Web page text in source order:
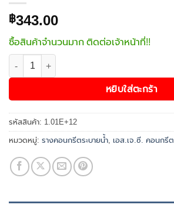
฿343.00
ซื้อสินค้าจำนวนมาก ติดต่อเจ้าหน้าที่!!
จำนวน รางวีคอนกรีต (0.15*0.50*1.00 ม.) ชิ้น
หยิบใส่ตะกร้า
รหัสสินค้า: 1.01E+12
หมวดหมู่: รางคอนกรีตระบายน้ำ, เอส.เจ.ซี. คอนกรีต